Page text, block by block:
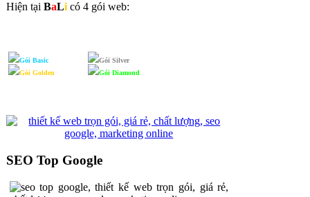
Hiện tại BaLicó 4 gói web:
Gói Basic
Gói Golden
Gói Silver
Gói Diamond
SEO Top Google